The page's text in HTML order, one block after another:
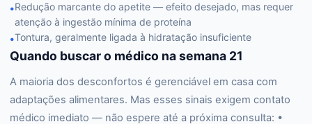
•Redução marcante do apetite — efeito desejado, mas requer
atenção à ingestão mínima de proteína
•Tontura, geralmente ligada à hidratação insuficiente
Quando buscar o médico na semana 21
A maioria dos desconfortos é gerenciável em casa com
adaptações alimentares. Mas esses sinais exigem contato
médico imediato — não espere até a próxima consulta: •